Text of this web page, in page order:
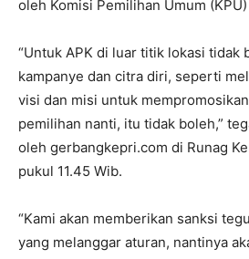
oleh Komisi Pemilihan Umum
“Untuk APK di luar titik lokasi tidak
kampanye dan citra diri, seperti
visi dan misi untuk
pemilihan nanti, itu tidak boleh,”
oleh gerbangkepri.com di Runag
pukul 11.45 Wib.
“Kami akan memberikan sanksi
yang melanggar aturan, nantinya